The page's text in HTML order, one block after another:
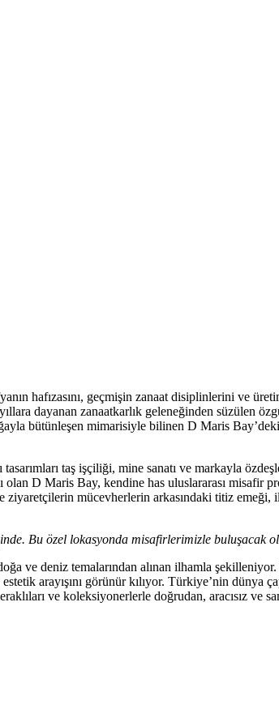
hafızasını, geçmişin zanaat disiplinlerini ve
dayanan zanaatkarlık geleneğinden süzülen
bütünleşen mimarisiyle bilinen D Maris
taş işçiliği, mine sanatı ve markayla
D Maris Bay, kendine has uluslararası misafir
mücevherlerin arkasındaki titiz emeği,
Bu özel lokasyonda misafirlerimizle buluşacak
ve deniz temalarından alınan ilhamla
arayışını görünür kılıyor. Türkiye’nin
ve koleksiyonerlerle doğrudan, aracısız ve